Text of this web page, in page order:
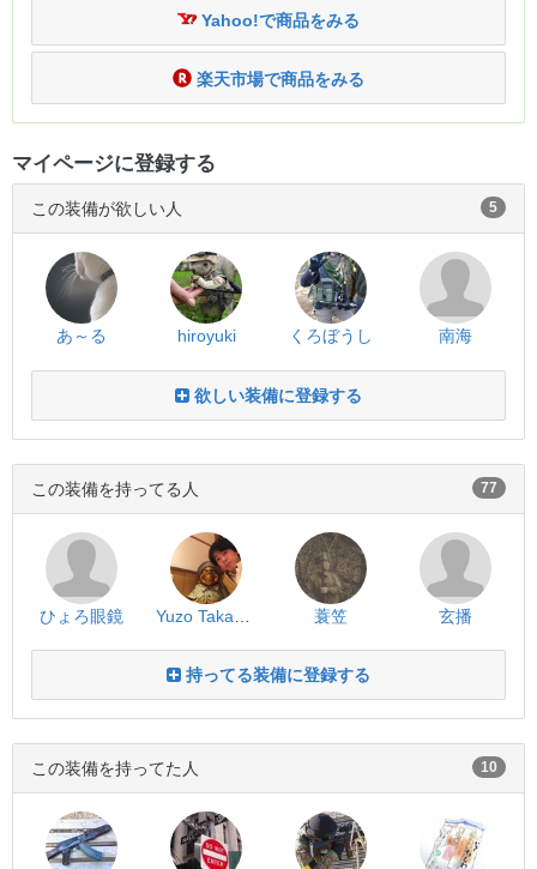
Yahoo!で商品をみる
楽天市場で商品をみる
マイページに登録する
この装備が欲しい人 5
あ～る hiroyuki くろぼうし 南海
欲しい装備に登録する
この装備を持ってる人 77
ひょろ眼鏡 蓑笠 玄播
持ってる装備に登録する
この装備を持ってた人 10